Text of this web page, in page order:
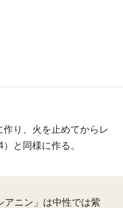
り、火を止めてからレ
と同様に作る。
アニン」は中性では紫